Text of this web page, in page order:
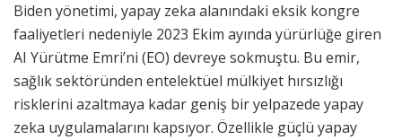
Biden yönetimi, yapay zeka alanındaki eksik kongre
faaliyetleri nedeniyle 2023 Ekim ayında yürürlüğe giren
AI Yürütme Emri’ni (EO) devreye sokmuştu. Bu emir,
sağlık sektöründen entelektüel mülkiyet hırsızlığı
risklerini azaltmaya kadar geniş bir yelpazede yapay
zeka uygulamalarını kapsıyor. Özellikle güçlü yapay